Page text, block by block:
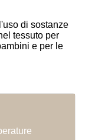
di sostanze
tessuto per
e per le